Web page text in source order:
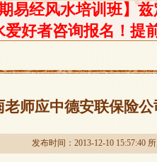
易经风水培训班】兹
好者咨询报名！提
老师应中德安联保险
发布时间：2013-12-10 15:57:40